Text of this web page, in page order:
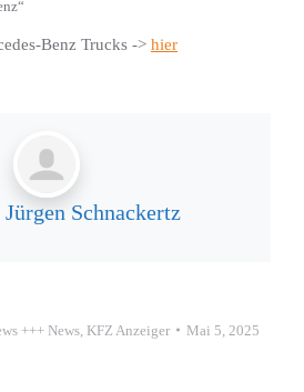
Benz Trucks -> hier
Jürgen Schnackertz
+++ News KFZ Anzeiger Mai 5, 2025